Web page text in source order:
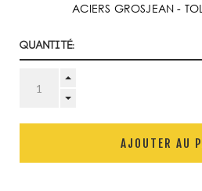
ACIERS GROSJEAN -
Quantité:
AJOUTER AU